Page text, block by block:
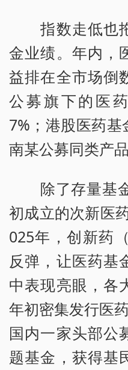
指数走低也
金业绩。年内，
益排在全市场倒
公募旗下的医
7%；港股医药
南某公募同类产
除了存量基金
初成立的次新医
025年，创新药
反弹，让医药基
中表现亮眼，各
年初密集发行医
国内一家头部公
题基金，获得基